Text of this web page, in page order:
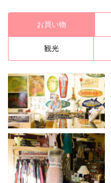
お買い物
観光